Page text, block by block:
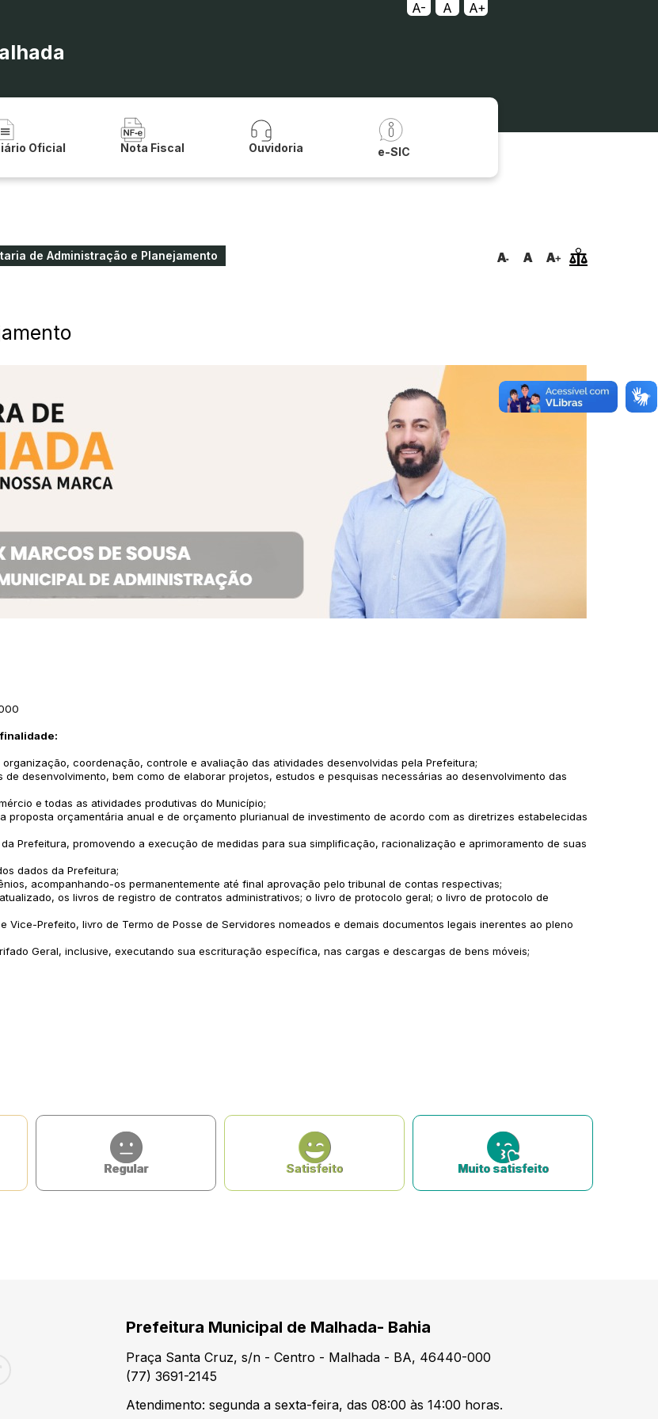
A- A
A+
Oficial Nota Fiscal Ouvidoria e-SIC
de Administração e Planejamento
coordenação, controle e avaliação das atividades desenvolvidas pela Prefeitura;
desenvolvimento, bem como de elaborar projetos, estudos e pesquisas necessárias ao desenvolvimento das
e todas as atividades produtivas do Município;
proposta orçamentária anual e de orçamento plurianual de investimento de acordo com as diretrizes estabelecidas
Prefeitura, promovendo a execução de medidas para sua simplificação, racionalização e aprimoramento de suas
dados da Prefeitura;
acompanhando-os permanentemente até final aprovação pelo tribunal de contas respectivas;
os livros de registro de contratos administrativos; o livro de protocolo geral; o livro de protocolo de
Vice-Prefeito, livro de Termo de Posse de Servidores nomeados e demais documentos legais inerentes ao pleno
Geral, inclusive, executando sua escrituração específica, nas cargas e descargas de bens móveis;
Regular Satisfeito Muito satisfeito
Prefeitura Municipal de Malhada- Bahia
Praça Santa Cruz, s/n - Centro - Malhada - BA, 46440-000
(77) 3691-2145
Atendimento: segunda a sexta-feira, das 08:00 às 14:00 horas.